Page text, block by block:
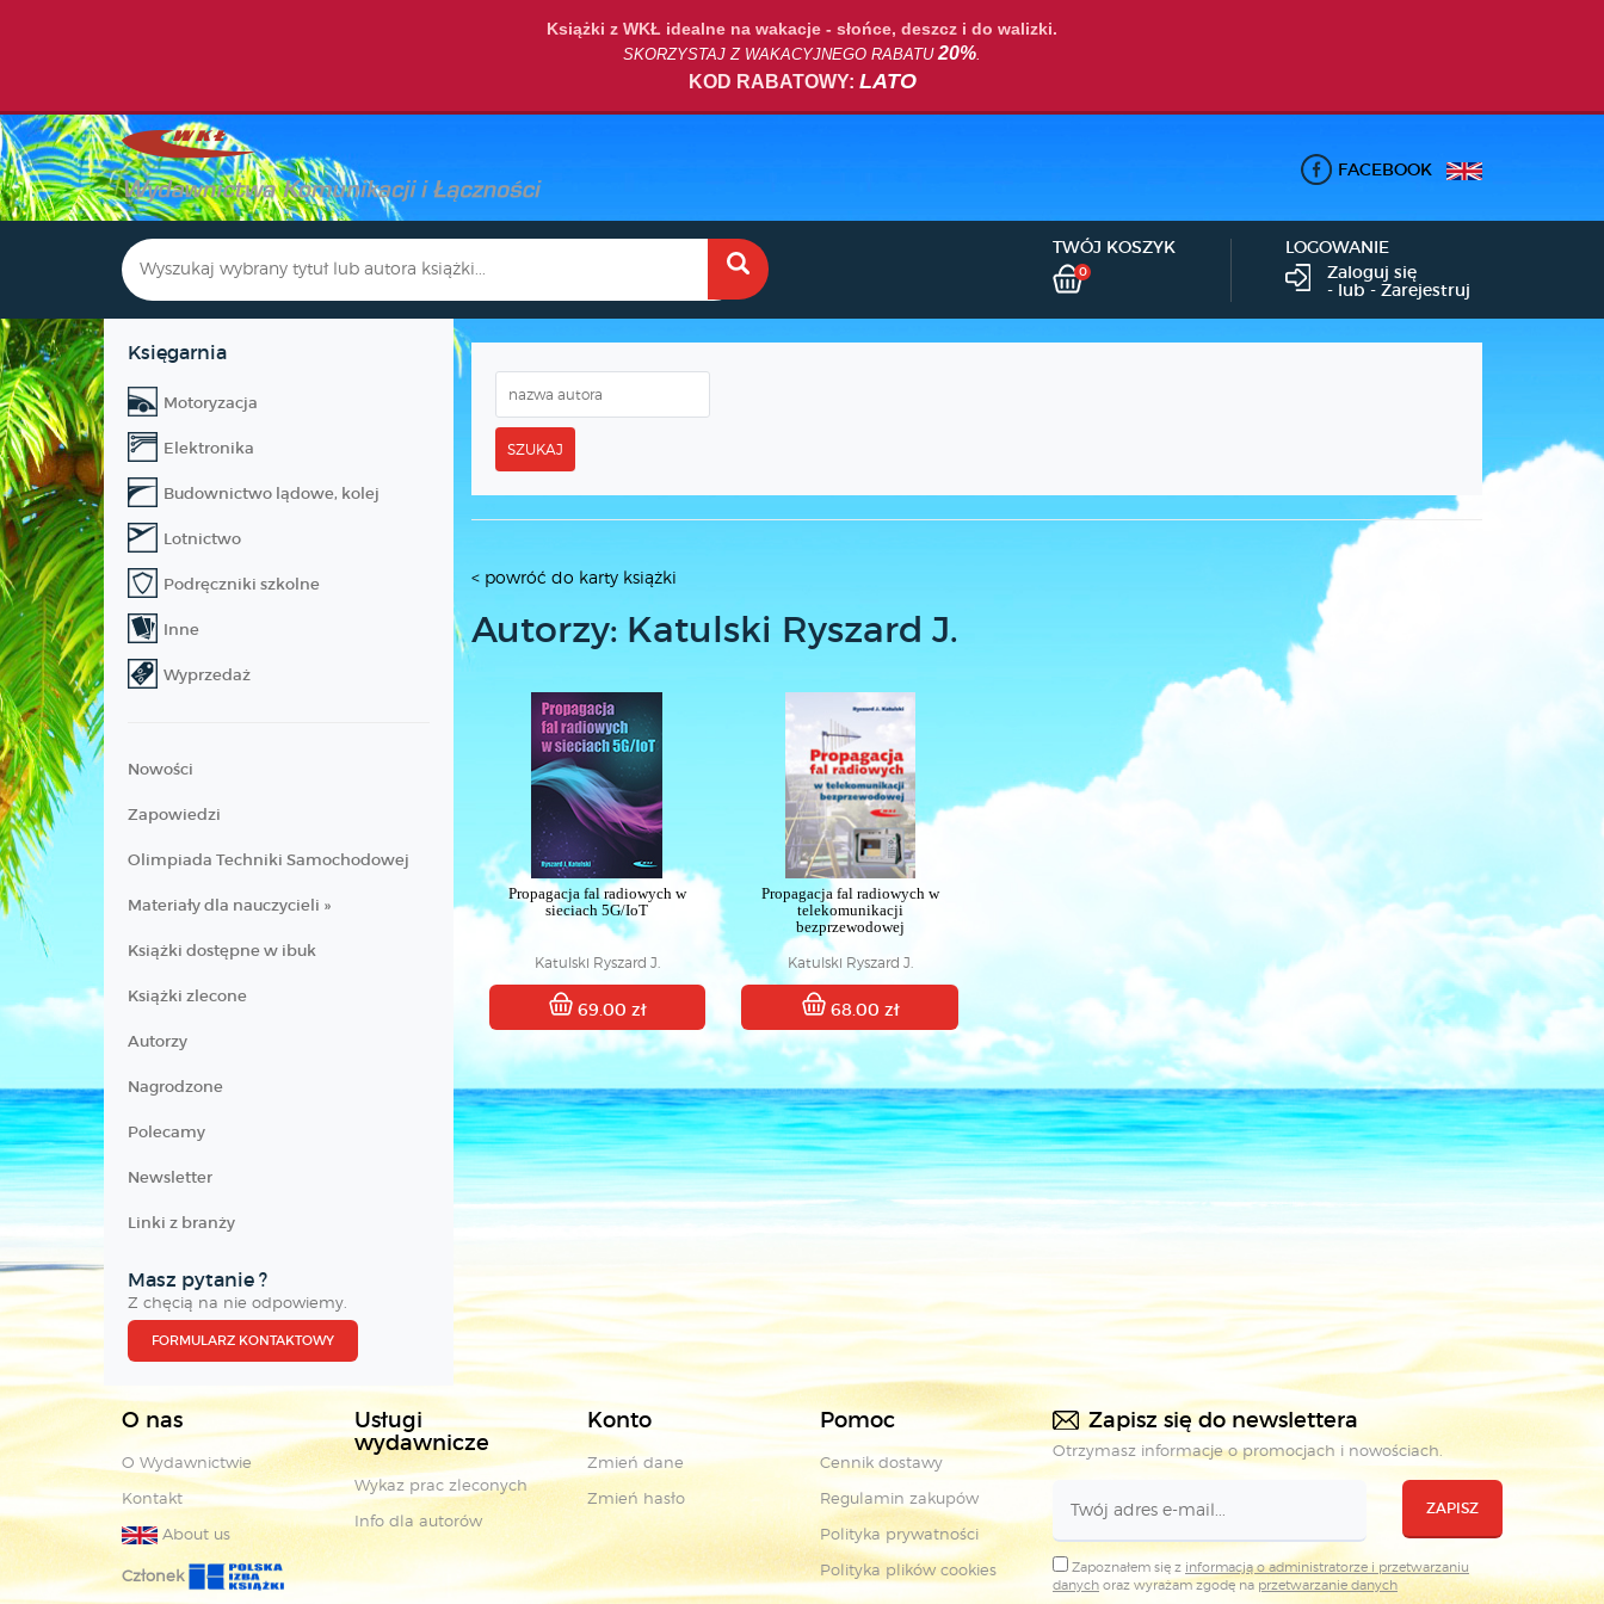
Książki z WKŁ idealne na wakacje - słońce, deszcz i do walizki.
SKORZYSTAJ Z WAKACYJNEGO RABATU20%.
KOD RABATOWY: LATO
FACEBOOK
TWÓJ KOSZYK
0
LOGOWANIE
Zaloguj się
- lub - Zarejestruj
Księgarnia
Motoryzacja
Elektronika
Budownictwo lądowe, kolej
Lotnictwo
Podręczniki szkolne
Inne
Wyprzedaż
Nowości
Zapowiedzi
Olimpiada Techniki Samochodowej
Materiały dla nauczycieli »
Książki dostępne w ibuk
Książki zlecone
Autorzy
Nagrodzone
Polecamy
Newsletter
Linki z branży
Masz pytanie ?
Z chęcią na nie odpowiemy.
FORMULARZ KONTAKTOWY
SZUKAJ
< powróć do karty książki
Autorzy: Katulski Ryszard J.
Propagacja fal radiowych w
sieciach 5G/IoT
Katulski Ryszard J.
69.00 zł
Propagacja fal radiowych w
telekomunikacji
bezprzewodowej
Katulski Ryszard J.
68.00 zł
O nas
O Wydawnictwie
Kontakt
About us
Członek
Usługi
wydawnicze
Wykaz prac zleconych
Info dla autorów
Konto
Zmień dane
Zmień hasło
Pomoc
Cennik dostawy
Regulamin zakupów
Polityka prywatności
Polityka plików cookies
Zapisz się do newslettera
Otrzymasz informacje o promocjach i nowościach.
ZAPISZ
Zapoznałem się z informacją o administratorze i przetwarzaniu
danych oraz wyrażam zgodę naprzetwarzanie danych